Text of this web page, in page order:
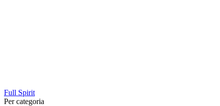
Full Spirit
Per categoria